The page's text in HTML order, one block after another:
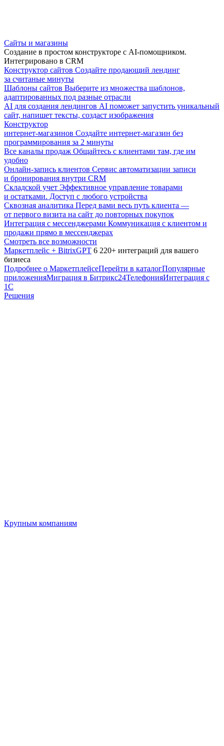
Сайты и магазины
Создание в простом конструкторе с AI-помощником.
Интегрировано в CRM
Конструктор сайтов Создайте продающий лендинг
за считаные минуты
Шаблоны сайтов Выберите из множества шаблонов,
адаптированных под разные отрасли
AI для создания лендингов AI поможет запустить уникальный
сайт, напишет тексты, создаст изображения
Конструктор
интернет-магазинов Создайте интернет-магазин без
программирования за 2 минуты
Все каналы продаж Общайтесь с клиентами там, где им
удобно
Онлайн-запись клиентов Сервис автоматизации записи
и бронирования внутри CRM
Складской учет Эффективное управление товарами
и остатками. Доступ с любого устройства
Сквозная аналитика Перед вами весь путь клиента —
от первого визита на сайт до повторных покупок
Интеграция с мессенджерами Коммуникация с клиентом и
продажи прямо в мессенджерах
Смотреть все возможности
Маркетплейс + BitrixGPT 6 220+ интеграций для вашего
бизнеса
Подробнее о МаркетплейсеПерейти в каталогПопулярные
приложенияМиграция в Битрикс24ТелефонияИнтеграция с
1С
Решения
Крупным компаниям